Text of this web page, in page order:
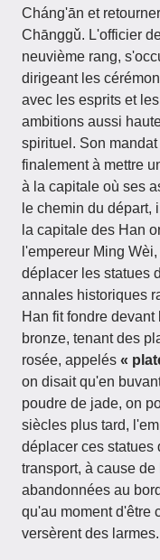
Cháng'ān et
Chānggǔ. L'officier
neuvième rang,
dirigeant les
avec les esprits et
ambitions aussi
spirituel. Son
finalement à mettre
à la capitale où ses
le chemin du départ,
la capitale des Han
l'empereur Ming
déplacer les statues
annales historiques
Han fit fondre
bronze, tenant des
rosée, appelés «
on disait qu'en
poudre de jade, on
siècles plus tard,
déplacer ces statues
transport, à cause
abandonnées au
qu'au moment d'être
versèrent des larmes.